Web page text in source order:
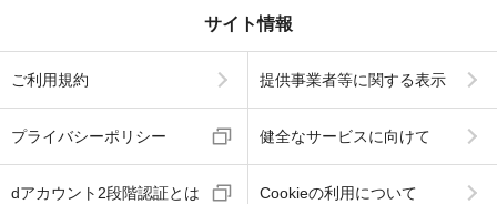
サイト情報
ご利用規約 提供事業者等に関する表示
プライバシーポリシー 健全なサービスに向けて
dアカウント2段階認証とは Cookieの利用について